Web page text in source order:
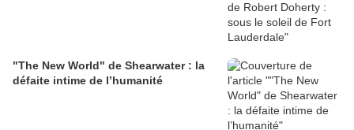
"The New World" de Shearwater : la
défaite intime de l’humanité